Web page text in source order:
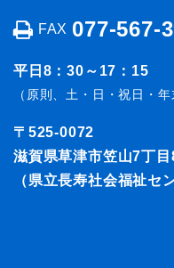
FAX 077-567-
平日8：30～17：15
（原則、土・日・祝日・
〒525-0072
滋賀県草津市笠山7丁
（県立長寿社会福祉セ